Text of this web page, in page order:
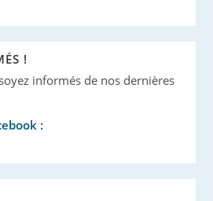
!
informés de nos dernières
: